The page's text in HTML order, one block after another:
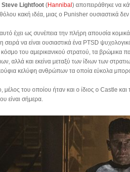
Steve Lightfoot (Hannibal ) αποπειράθηκε να
κακή ιδέα, μιας ο Punisher ουσιαστικά
έχει ως συνέπεια την πλήρη απουσία
σειρά να είναι ουσιαστικά ένα PTSD
κόσμο του αμερικανικού στρατού, τα βρώμικα
αλλά και εκείνα μεταξύ των ίδιων των
κελύφη ανθρώπων τα οποία εύκολα
του οποίου ήταν και ο ίδιος ο Castle
είναι σήμερα.